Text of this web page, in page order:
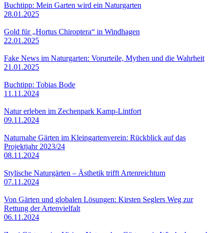
Buchtipp: Mein Garten wird ein Naturgarten
28.01.2025
Gold für „Hortus Chiroptera“ in Windhagen
22.01.2025
Fake News im Naturgarten: Vorurteile, Mythen und die Wahrheit
21.01.2025
Buchtipp: Tobias Bode
11.11.2024
Natur erleben im Zechenpark Kamp-Lintfort
09.11.2024
Naturnahe Gärten im Kleingartenverein: Rückblick auf das
Projektjahr 2023/24
08.11.2024
Stylische Naturgärten – Ästhetik trifft Artenreichtum
07.11.2024
Von Gärten und globalen Lösungen: Kirsten Seglers Weg zur
Rettung der Artenvielfalt
06.11.2024